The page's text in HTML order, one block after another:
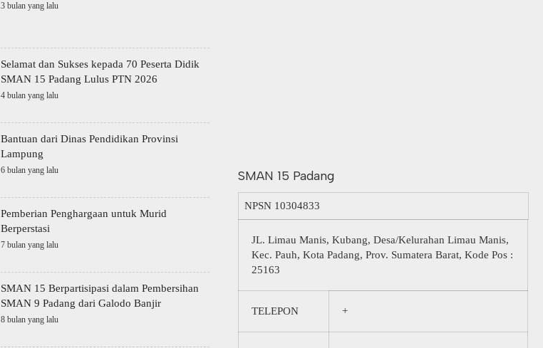
3 bulan yang lalu
Selamat dan Sukses kepada 70 Peserta Didik
SMAN 15 Padang Lulus PTN 2026
4 bulan yang lalu
Bantuan dari Dinas Pendidikan Provinsi
Lampung
6 bulan yang lalu
Pemberian Penghargaan untuk Murid
Berperstasi
7 bulan yang lalu
SMAN 15 Berpartisipasi dalam Pembersihan
SMAN 9 Padang dari Galodo Banjir
8 bulan yang lalu
SMAN 15 Padang
NPSN 10304833
JL. Limau Manis, Kubang, Desa/Kelurahan Limau Manis,
Kec. Pauh, Kota Padang, Prov. Sumatera Barat, Kode Pos :
25163
TELEPON +